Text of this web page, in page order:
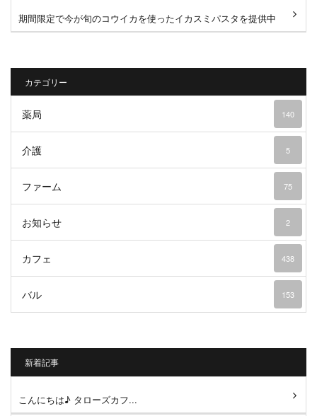
期間限定で今が旬のコウイカを使ったイカスミパスタを提供中
です！たっぷりのコウイカ...
カテゴリー
薬局 140
介護 5
ファーム 75
お知らせ 2
カフェ 438
バル 153
新着記事
こんにちは♪ タローズカフ...